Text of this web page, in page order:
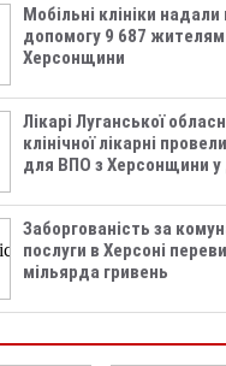
Мобільні клініки
допомогу 9 687 жителям
Херсонщини
Лікарі Луганської
клінічної лікарні
для ВПО з Херсонщини у
Заборгованість за
послуги в Херсоні
мільярда гривень